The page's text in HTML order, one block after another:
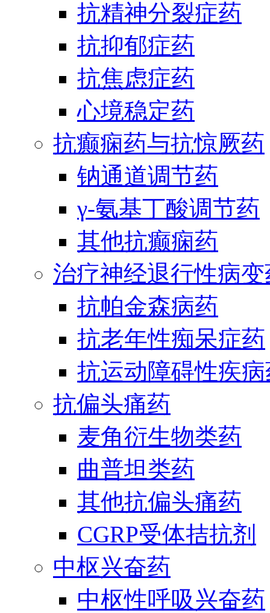
抗精神分裂症药
抗抑郁症药
抗焦虑症药
心境稳定药
抗癫痫药与抗惊厥药
钠通道调节药
γ-氨基丁酸调节药
其他抗癫痫药
治疗神经退行性病
抗帕金森病药
抗老年性痴呆症药
抗运动障碍性疾
抗偏头痛药
麦角衍生物类药
曲普坦类药
其他抗偏头痛药
CGRP受体拮抗剂
中枢兴奋药
中枢性呼吸兴奋药